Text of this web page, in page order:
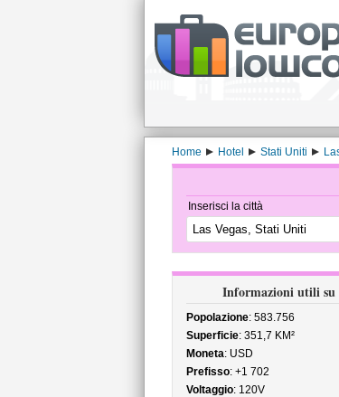
Home Hotel Stati Uniti
Inserisci la città
Informazioni utili su
Popolazione: 583.756
Superficie: 351,7 KM²
Moneta: USD
Prefisso: +1 702
Voltaggio: 120V